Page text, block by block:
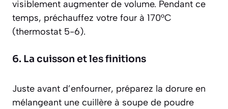
visiblement augmenter de volume. Pendant ce
temps, préchauffez votre four à 170°C
(thermostat 5-6).
6. La cuisson et les finitions
Juste avant d’enfourner, préparez la dorure en
mélangeant une cuillère à soupe de poudre